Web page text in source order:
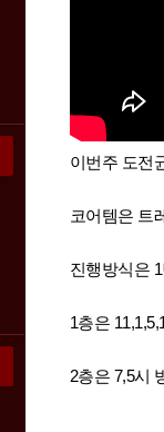
이번주 도전
코어템은 트
진행방식은
1층은
2층은 7,5시